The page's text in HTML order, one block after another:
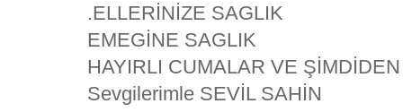
.ELLERİNİZE SAGLIK
EMEGİNE SAGLIK
HAYIRLI CUMALAR VE
Sevgilerimle SEVİL SAHİN